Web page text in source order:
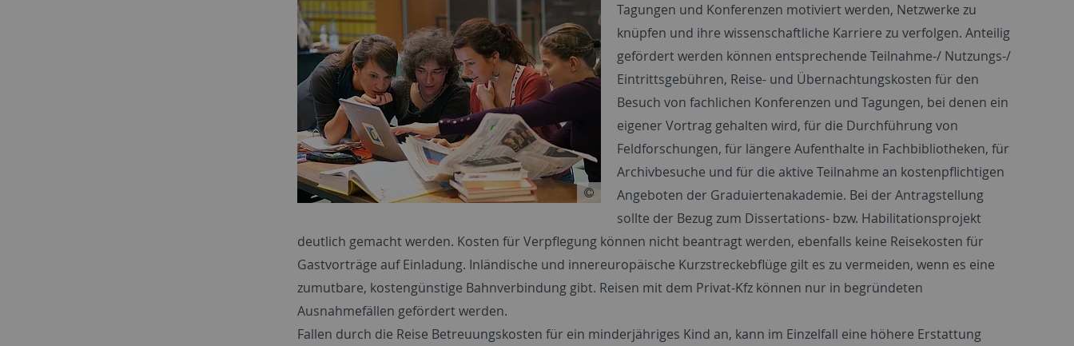
Tagungen und Konferenzen motiviert werden, Netzwerke zu
knüpfen und ihre wissenschaftliche Karriere zu verfolgen. Anteilig
gefördert werden können entsprechende Teilnahme-/ Nutzungs-/
Eintrittsgebühren, Reise- und Übernachtungskosten für den
Besuch von fachlichen Konferenzen und Tagungen, bei denen ein
eigener Vortrag gehalten wird, für die Durchführung von
Feldforschungen, für längere Aufenthalte in Fachbibliotheken, für
Archivbesuche und für die aktive Teilnahme an kostenpflichtigen
Angeboten der Graduiertenakademie. Bei der Antragstellung
sollte der Bezug zum Dissertations- bzw. Habilitationsprojekt
deutlich gemacht werden. Kosten für Verpflegung können nicht beantragt werden, ebenfalls keine Reisekosten für
Gastvorträge auf Einladung. Inländische und innereuropäische Kurzstreckebflüge gilt es zu vermeiden, wenn es eine
zumutbare, kostengünstige Bahnverbindung gibt. Reisen mit dem Privat-Kfz können nur in begründeten
Ausnahmefällen gefördert werden.
Fallen durch die Reise Betreuungskosten für ein minderjähriges Kind an, kann im Einzelfall eine höhere Erstattung